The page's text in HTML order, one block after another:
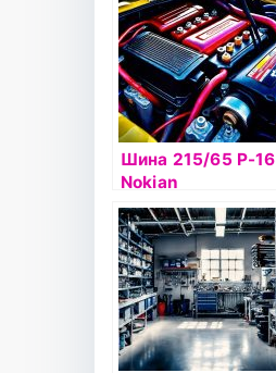
Шина 215/65 Р-16
Nokian
Hakkapelitta 7
102Т б/к шип